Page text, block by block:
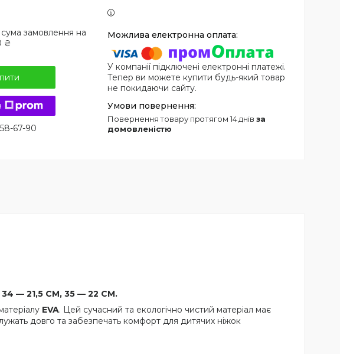
сума замовлення на
₴
67-90
У компанії підключені електронні платежі.
Тепер ви можете купити будь-який товар
не покидаючи сайту.
повернення товару протягом 14 днів за
домовленістю
— 21,5 СМ, 35 — 22 СМ.
EVA. Цей сучасний та екологічно чистий матеріал має
довго та забезпечать комфорт для дитячих ніжок